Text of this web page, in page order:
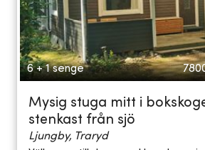
6 + 1 senge
Mysig stuga mitt i
stenkast från sjö
Ljungby, Traryd